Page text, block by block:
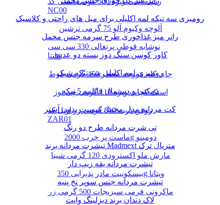
NC00
آلوچه وکیوم آلو 75 گرمی ترشین
نوشابه قوطی پرتغالی 330 سی سی
فانتا
چای کله مورچه معطر 450 گرمی بلوط
اسنک کچاپ ویژه 110 گرمی چی توز
روغن ذرت 810 گرمی زر اویل کد
ZAR01
ماست پر چرب 2000g دومینو
مارش ملو اکسترودی 120 گرمی شیبا
بیسکوییت مادر پذیرایی 350g ویتانا
ماکرونی فرمی سبزیجات 500 گرمی زر
رومیزی سه تیکه لمه اکلیلی برای مبل های راحتی و کلاسیک
رانر میز غذاخوری طرح سرمه جنس مخمل
کاور کوسن سنگ دوز بسته دو عددی
رومیزی لمه اکلیلی سه تیکه شیک
دمکنی و دستمال قابلمه 5 تیکه
کت مردانه مدل مخمل سوییت بدون آستر
تی شرت مردانه طرح دو رنگ
تیشرت مردانه برند Madmext متریال ترک
تیشرت مردانه یقه زیپ دار
تیشرت مردانه جنس سوپر نخ پنبه
لاک دندان برند دیزلینگ وایت